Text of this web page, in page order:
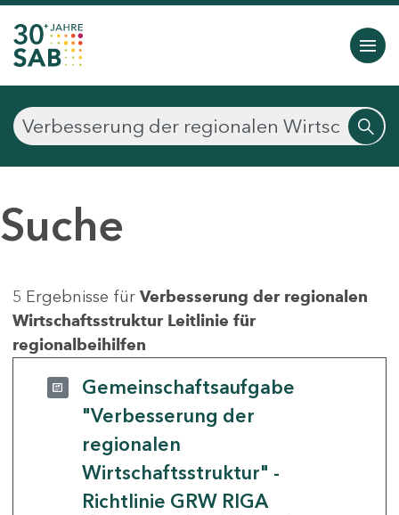
Suche
5 Ergebnisse für Verbesserung der regionalen
Wirtschaftsstruktur Leitlinie für
regionalbeihilfen
Gemeinschaftsaufgabe
"Verbesserung der
regionalen
Wirtschaftsstruktur" -
Richtlinie GRW RIGA